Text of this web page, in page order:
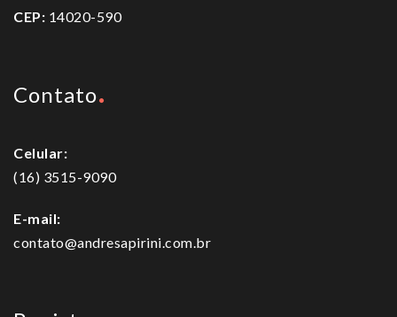
CEP: 14020-590
Contato
Celular:
(16) 3515-9090
E-mail:
contato@andresapirini.com.br